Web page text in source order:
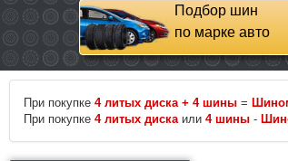
Подбор шин
по марке авто
При покупке 4 литых диска + 4 шины =
При покупке 4 литых диска или 4 шины -